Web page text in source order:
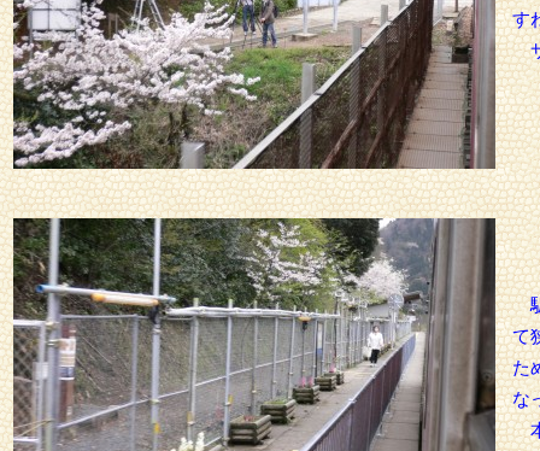
す
サ
駅
て
た
な
本